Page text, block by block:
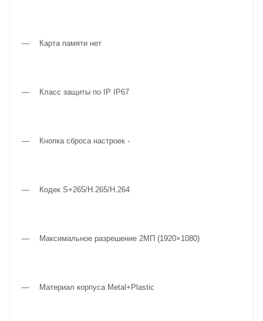
Карта памяти нет
Класс защиты по IP IP67
Кнопка сброса настроек -
Кодек S+265/H.265/H.264
Максимальное разрешение 2МП (1920×1080)
Материал корпуса Metal+Plastic